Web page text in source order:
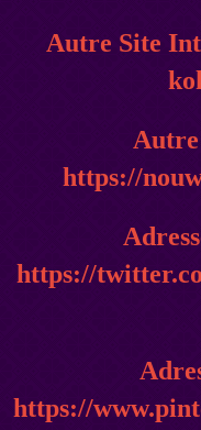
Autre Site
https://
https://
https://